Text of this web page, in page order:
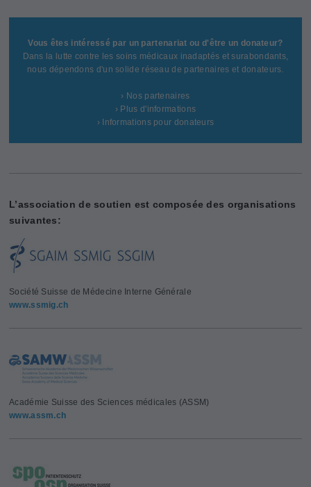
Vous êtes intéressé par un partenariat ou d'être un donateur?
Dans la lutte contre les soins médicaux inadaptés et surabondants,
nous dépendons d'un solide réseau de partenaires et donateurs.
› Nos partenaires
› Plus d'informations
› Informations pour donateurs
L’association de soutien est composée des organisations
suivantes:
Société Suisse de Médecine Interne Générale
www.ssmig.ch
Académie Suisse des Sciences médicales (ASSM)
www.assm.ch